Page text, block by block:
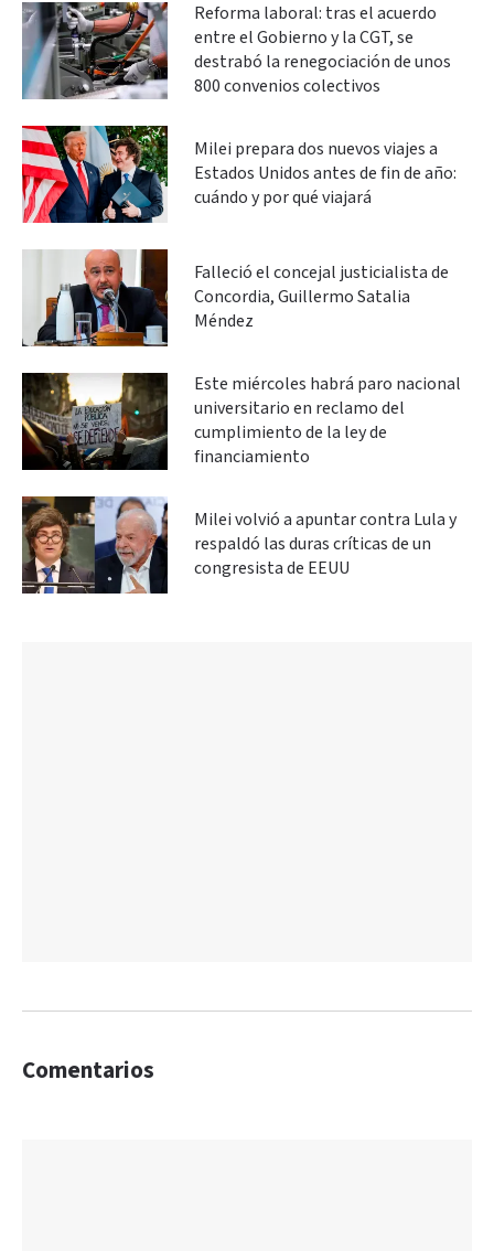
Reforma laboral: tras el acuerdo
entre el Gobierno y la CGT, se
destrabó la renegociación de unos
800 convenios colectivos
Milei prepara dos nuevos viajes a
Estados Unidos antes de fin de año:
cuándo y por qué viajará
Falleció el concejal justicialista de
Concordia, Guillermo Satalia
Méndez
Este miércoles habrá paro nacional
universitario en reclamo del
cumplimiento de la ley de
financiamiento
Milei volvió a apuntar contra Lula y
respaldó las duras críticas de un
congresista de EEUU
Comentarios